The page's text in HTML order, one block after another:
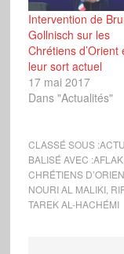
Intervention de
Gollnisch sur les
Chrétiens d’Orient
leur sort actuel
17 mai 2017
Dans "Actualités"
CLASSÉ SOUS :
BALISÉ AVEC :AFLAK,
CHRÉTIENS
NOURI AL MALIKI,
TAREK AL-HACHÉMI